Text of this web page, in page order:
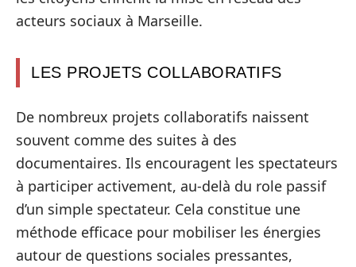
acteurs sociaux à Marseille.
LES PROJETS COLLABORATIFS
De nombreux projets collaboratifs naissent
souvent comme des suites à des
documentaires. Ils encouragent les spectateurs
à participer activement, au-delà du role passif
d’un simple spectateur. Cela constitue une
méthode efficace pour mobiliser les énergies
autour de questions sociales pressantes,